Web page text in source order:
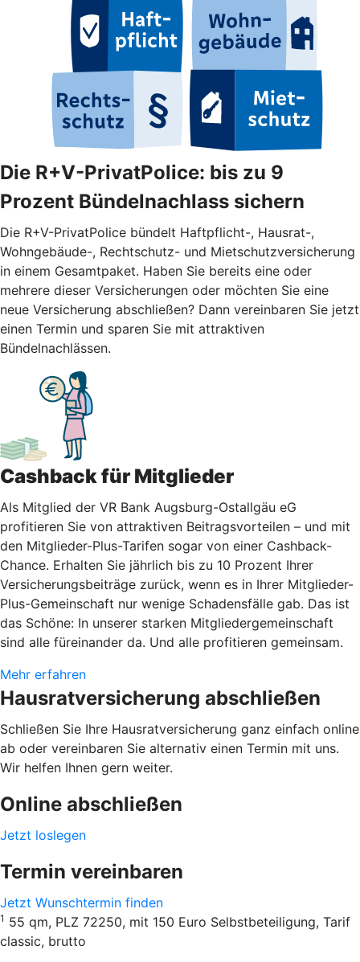
Die R+V-PrivatPolice: bis zu 9
Prozent Bündelnachlass sichern
Die R+V-PrivatPolice bündelt Haftpflicht-, Hausrat-,
Wohngebäude-, Rechtschutz- und Mietschutzversicherung
in einem Gesamtpaket. Haben Sie bereits eine oder
mehrere dieser Versicherungen oder möchten Sie eine
neue Versicherung abschließen? Dann vereinbaren Sie jetzt
einen Termin und sparen Sie mit attraktiven
Bündelnachlässen.
Cashback für Mitglieder
Als Mitglied der VR Bank Augsburg-Ostallgäu eG
profitieren Sie von attraktiven Beitragsvorteilen – und mit
den Mitglieder-Plus-Tarifen sogar von einer Cashback-
Chance. Erhalten Sie jährlich bis zu 10 Prozent Ihrer
Versicherungsbeiträge zurück, wenn es in Ihrer Mitglieder-
Plus-Gemeinschaft nur wenige Schadensfälle gab. Das ist
das Schöne: In unserer starken Mitgliedergemeinschaft
sind alle füreinander da. Und alle profitieren gemeinsam.
Mehr erfahren
Hausratversicherung abschließen
Schließen Sie Ihre Hausratversicherung ganz einfach online
ab oder vereinbaren Sie alternativ einen Termin mit uns.
Wir helfen Ihnen gern weiter.
Online abschließen
Jetzt loslegen
Termin vereinbaren
Jetzt Wunschtermin finden
1 55 qm, PLZ 72250, mit 150 Euro Selbstbeteiligung, Tarif
classic, brutto